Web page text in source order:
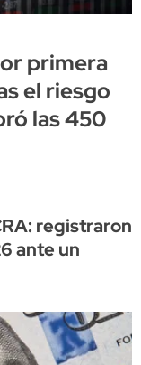
primera
el riesgo
las 450
registraron
ante un